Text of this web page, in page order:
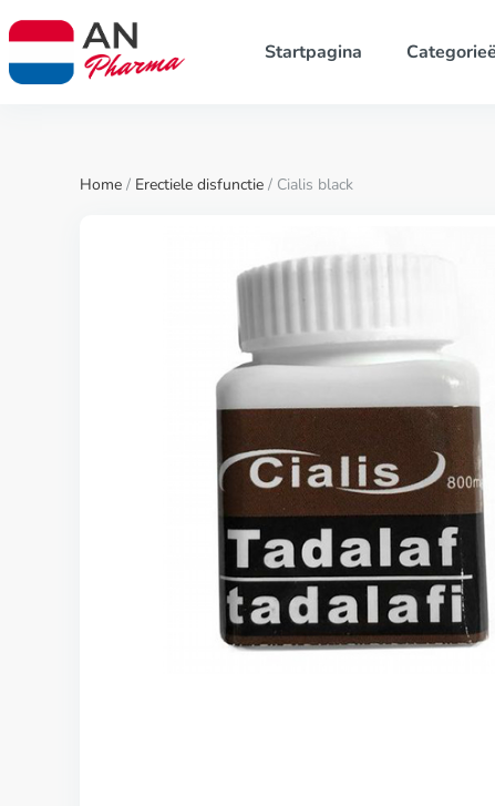
Startpagina
Home / Erectiele disfunctie / Cialis black